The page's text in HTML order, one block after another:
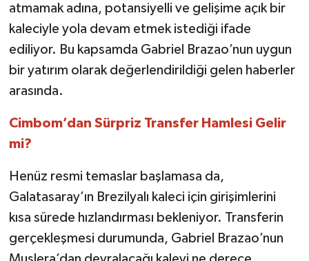
atmamak adına, potansiyelli ve gelişime açık bir
kaleciyle yola devam etmek istediği ifade
ediliyor. Bu kapsamda Gabriel Brazao’nun uygun
bir yatırım olarak değerlendirildiği gelen haberler
arasında.
Cimbom’dan Sürpriz Transfer Hamlesi Gelir
mi?
Henüz resmi temaslar başlamasa da,
Galatasaray’ın Brezilyalı kaleci için girişimlerini
kısa sürede hızlandırması bekleniyor. Transferin
gerçekleşmesi durumunda, Gabriel Brazao’nun